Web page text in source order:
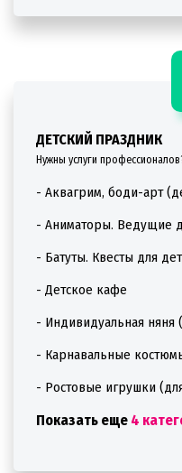
ДЕТСКИЙ ПРАЗДНИК
Нужны услуги
- Аквагрим, боди-арт
- Аниматоры. Ведущие
- Батуты. Квесты для
- Детское кафе
- Индивидуальная няня
- Карнавальные
- Ростовые игрушки
Показать еще 4